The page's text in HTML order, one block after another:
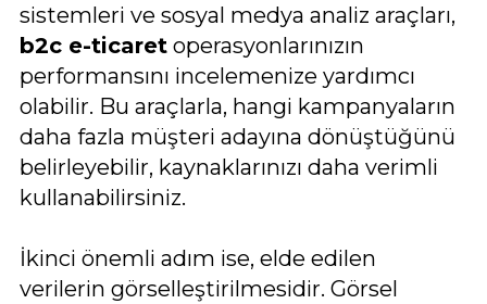
sistemleri ve sosyal medya analiz araçları,
b2c e-ticaret operasyonlarınızın
performansını incelemenize yardımcı
olabilir. Bu araçlarla, hangi kampanyaların
daha fazla müşteri adayına dönüştüğünü
belirleyebilir, kaynaklarınızı daha verimli
kullanabilirsiniz.
İkinci önemli adım ise, elde edilen
verilerin görselleştirilmesidir. Görsel